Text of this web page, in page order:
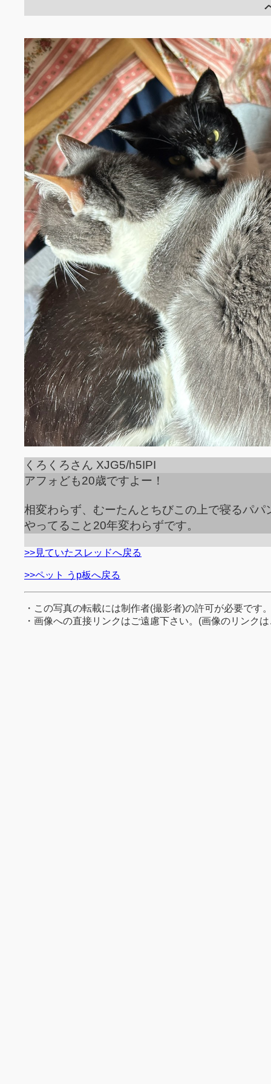
くろくろさん XJG5/h5IPI
アフォども20歳ですよー！
相変わらず、むーたんとちびこの上で寝るパパ
やってること20年変わらずです。
>>見ていたスレッドへ戻る
>>ペット うp板へ戻る
・この写真の転載には制作者(撮影者)の許可が必要です
・画像への直接リンクはご遠慮下さい。(画像のリンク